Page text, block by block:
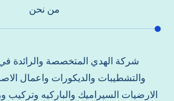
من نحن
شركة الهدي المتخصصة والرائدة
والتشطيبات والديكورات واعمال
الارضيات السيراميك والباركيه